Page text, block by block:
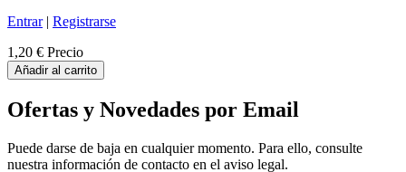
Entrar| Registrarse
1,20 € Precio
Añadir al carrito
Ofertas y Novedades por Email
Puede darse de baja en cualquier momento. Para ello, consulte
nuestra información de contacto en el aviso legal.